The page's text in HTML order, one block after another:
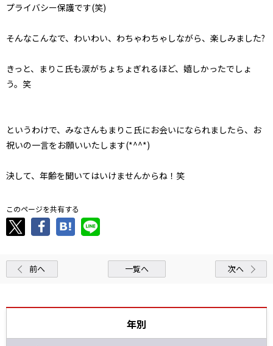
プライバシー保護です(笑)
そんなこんなで、わいわい、わちゃわちゃしながら、楽しみました?
きっと、まりこ氏も涙がちょちょぎれるほど、嬉しかったでしょ
う。笑
というわけで、みなさんもまりこ氏にお会いになられましたら、お
祝いの一言をお願いいたします(*^^*)
決して、年齢を聞いてはいけませんからね！笑
このページを共有する
前へ 一覧へ 次へ
年別